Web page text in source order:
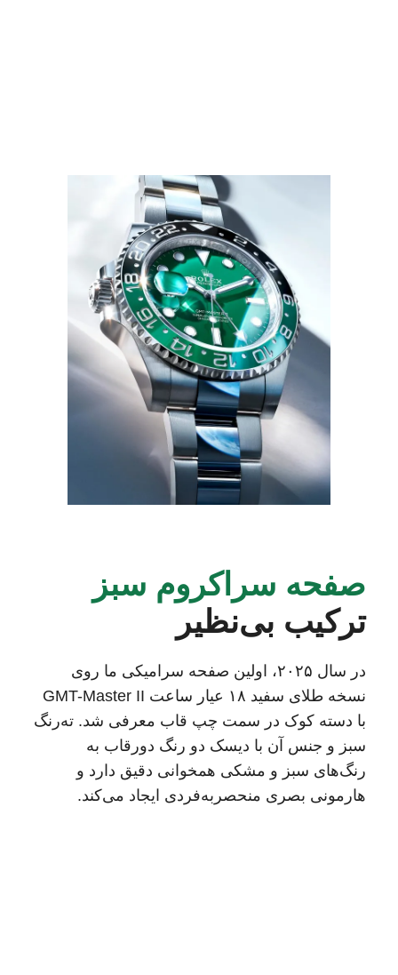
صفحه سراکروم سبز
ترکیب بی‌نظیر
در سال ۲۰۲۵، اولین صفحه سرامیکی ما روی
نسخه طلای سفید ۱۸ عیار ساعت GMT-Master II
با دسته کوک در سمت چپ قاب معرفی شد. ته‌رنگ
سبز و جنس آن با دیسک دو رنگ دورقاب به
رنگ‌های سبز و مشکی همخوانی دقیق دارد و
هارمونی بصری منحصربه‌فردی ایجاد می‌کند.